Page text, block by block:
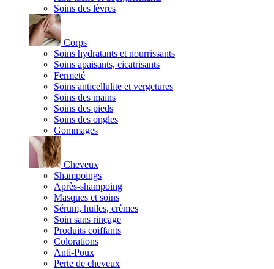
Soins des lèvres
Corps
Soins hydratants et nourrissants
Soins apaisants, cicatrisants
Fermeté
Soins anticellulite et vergetures
Soins des mains
Soins des pieds
Soins des ongles
Gommages
Cheveux
Shampoings
Après-shampoing
Masques et soins
Sérum, huiles, crèmes
Soin sans rinçage
Produits coiffants
Colorations
Anti-Poux
Perte de cheveux